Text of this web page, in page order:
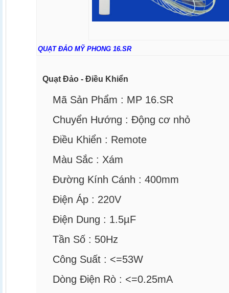
QUẠT ĐẢO MỸ PHONG 16.SR
Quạt Đảo - Điều Khiển
Mã Sản Phẩm : MP 16.SR
Chuyển Hướng : Động cơ nhỏ
Điều Khiển : Remote
Màu Sắc : Xám
Đường Kính Cánh : 400mm
Điện Áp : 220V
Điện Dung : 1.5µF
Tần Số : 50Hz
Công Suất : <=53W
Dòng Điện Rò : <=0.25mA